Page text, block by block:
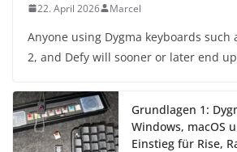
22. April 2026 Marcel
Anyone using Dygma keyboards such
2, and Defy will sooner or later end
Grundlagen 1:
Windows, macOS
Einstieg für Rise,